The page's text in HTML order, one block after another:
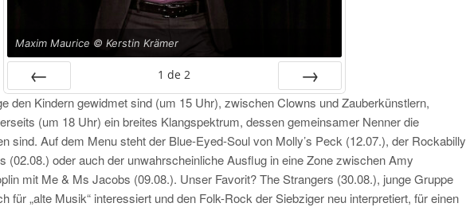
Maxim Maurice © Kerstin Krämer
PRÉC
1 de 2
SUIV.
den Kindern gewidmet sind (um 15 Uhr), zwischen Clowns und Zauberkünstlern,
(um 18 Uhr) ein breites Klangspektrum, dessen gemeinsamer Nenner die
sind. Auf dem Menu steht der Blue-Eyed-Soul von Molly’s Peck (12.07.), der Rockabilly
(02.08.) oder auch der unwahrscheinliche Ausflug in eine Zone zwischen Amy
mit Me & Ms Jacobs (09.08.). Unser Favorit? The Strangers (30.08.), junge Gruppe
für „alte Musik“ interessiert und den Folk-Rock der Siebziger neu interpretiert, für einen